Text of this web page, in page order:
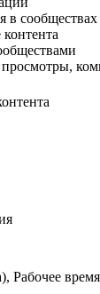
в сообществах
Рабочее время